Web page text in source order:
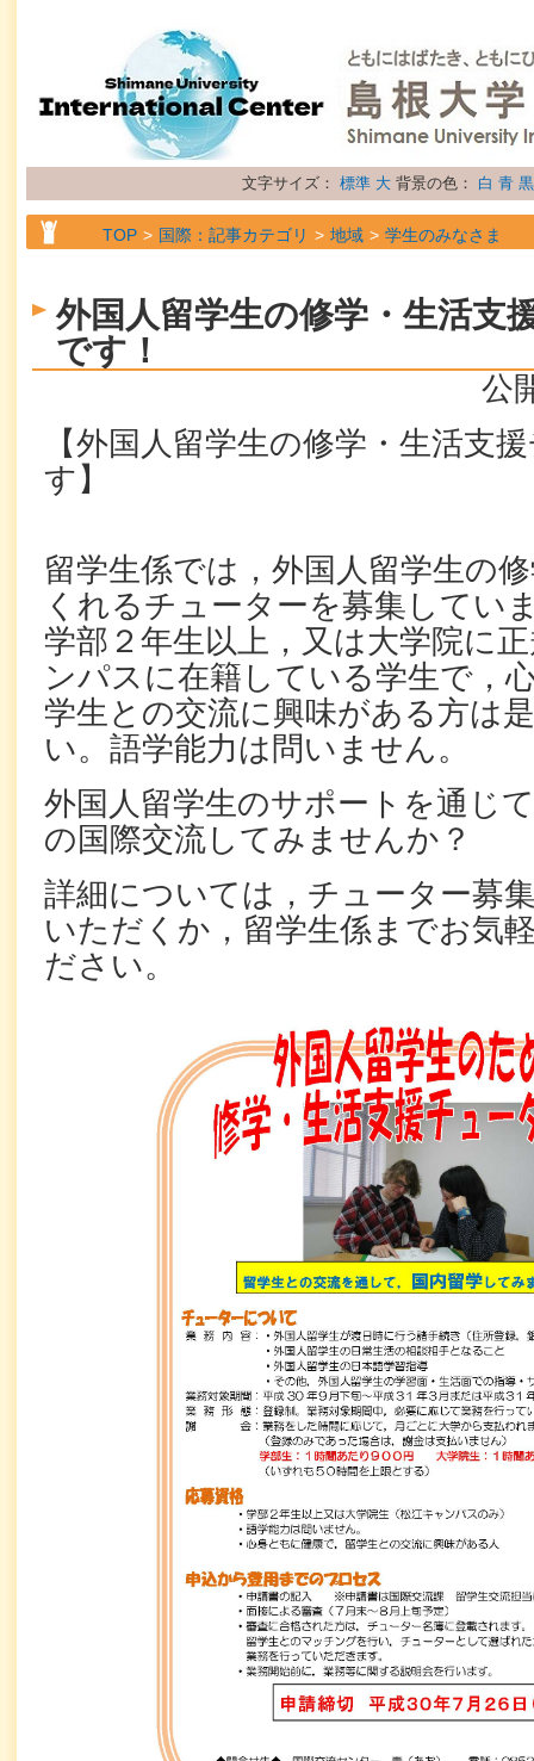
文字サイズ： 標準 大 背景の色： 白 青 黒
TOP 国際：記事カテゴリ 地域 学生のみなさま
TOP 国際：記事カテゴリ 属性 お知らせ
外国人留学生の修学・生活支
です！
公
【外国人留学生の修学・生活支
す】
留学生係では，外国人留学生の
くれるチューターを募集してい
学部２年生以上，又は大学院に
ンパスに在籍している学生で，
学生との交流に興味がある方は
い。語学能力は問いません。
外国人留学生のサポートを通じ
の国際交流してみませんか？
詳細については，チューター募
いただくか，留学生係までお気
ださい。